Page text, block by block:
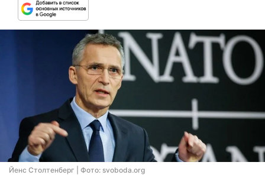
Йенс Столтенберг | Фото: svoboda.org